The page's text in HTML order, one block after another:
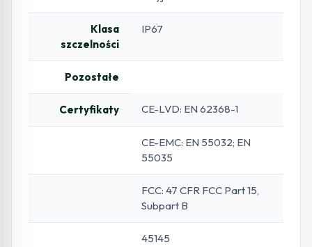
Klasa
szczelności
IP67
Pozostałe
Certyfikaty CE-LVD: EN 62368-1
CE-EMC: EN 55032; EN
55035
FCC: 47 CFR FCC Part 15,
Subpart B
45145